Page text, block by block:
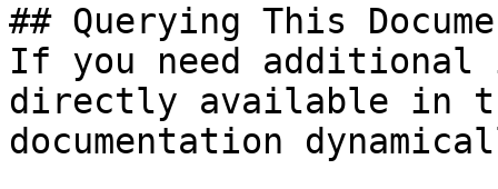
## Querying This
If you need
directly available in
documentation